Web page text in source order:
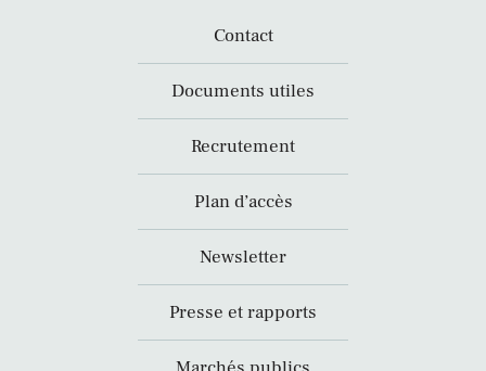
Contact
Documents utiles
Recrutement
Plan d’accès
Newsletter
Presse et rapports